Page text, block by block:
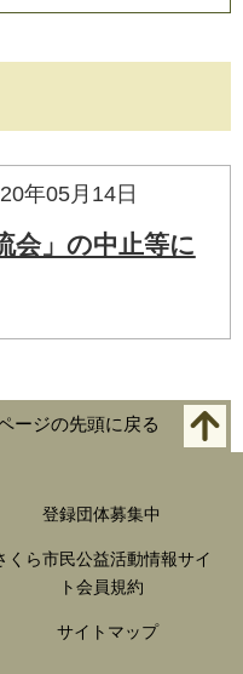
年05月14日
会」の中止等に
ージの先頭に戻る
登録団体募集中
くら市民公益活動情報サイ
ト会員規約
サイトマップ